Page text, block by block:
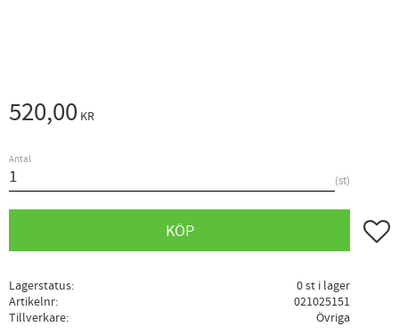
520,00 KR
Antal
st
KÖP Lägg
Lagerstatus
0 st i lager
Artikelnr
021025151
Tillverkare
Övriga